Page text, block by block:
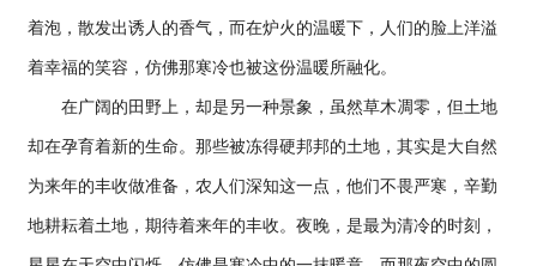
着泡，散发出诱人的香气，而在炉火的温暖下，人们的脸上洋溢
着幸福的笑容，仿佛那寒冷也被这份温暖所融化。
在广阔的田野上，却是另一种景象，虽然草木凋零，但土地
却在孕育着新的生命。那些被冻得硬邦邦的土地，其实是大自然
为来年的丰收做准备，农人们深知这一点，他们不畏严寒，辛勤
地耕耘着土地，期待着来年的丰收。夜晚，是最为清冷的时刻，